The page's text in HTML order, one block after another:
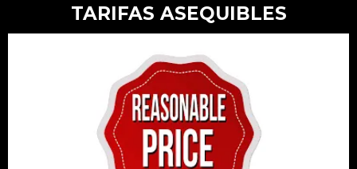
TARIFAS ASEQUIBLES